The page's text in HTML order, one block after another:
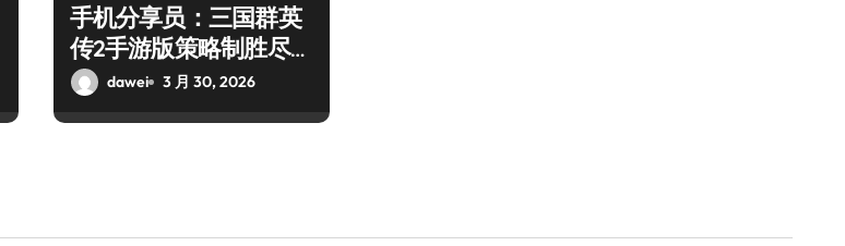
手机分享员：三国群英
传2手游版策略制胜尽享
乱世群雄逐鹿
dawei 3 月 30, 2026